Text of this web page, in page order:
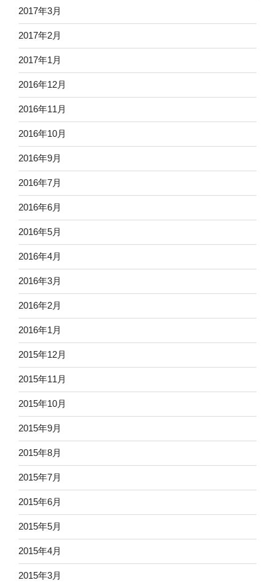
2017年3月
2017年2月
2017年1月
2016年12月
2016年11月
2016年10月
2016年9月
2016年7月
2016年6月
2016年5月
2016年4月
2016年3月
2016年2月
2016年1月
2015年12月
2015年11月
2015年10月
2015年9月
2015年8月
2015年7月
2015年6月
2015年5月
2015年4月
2015年3月